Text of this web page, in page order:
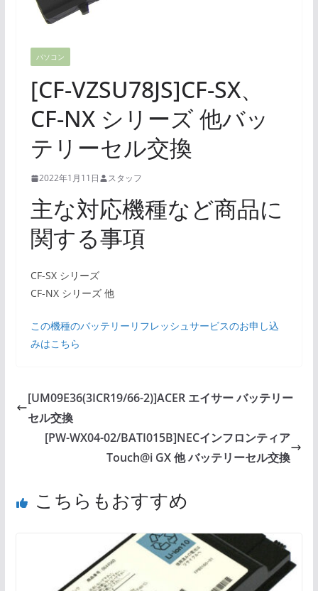
パソコン
[CF-VZSU78JS]CF-SX、
CF-NX シリーズ 他バッ
テリーセル交換
2022年1月11日 スタッフ
主な対応機種など商品に
関する事項
CF-SX シリーズ
CF-NX シリーズ 他
この機種のバッテリーリフレッシュサービスのお申し込
みはこちら
[UM09E36(3ICR19/66-2)]ACER エイサー バッテリー
セル交換
[PW-WX04-02/BATI015B]NECインフロンティア
Touch@i GX 他 バッテリーセル交換
こちらもおすすめ